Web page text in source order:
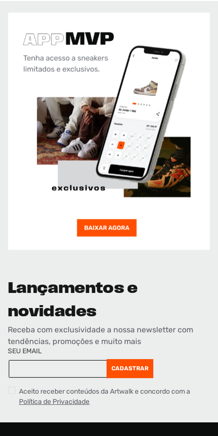
Lançamentos e
novidades
Receba com exclusividade a nossa newsletter com
tendências, promoções e muito mais
SEU EMAIL
CADASTRAR
Aceito receber conteúdos da Artwalk e concordo com a
Política de Privacidade